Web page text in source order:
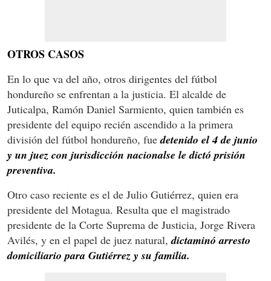
OTROS CASOS
En lo que va del año, otros dirigentes del fútbol
hondureño se enfrentan a la justicia. El alcalde de
Juticalpa, Ramón Daniel Sarmiento, quien también es
presidente del equipo recién ascendido a la primera
división del fútbol hondureño, fuedetenido el 4 de junio
y un juez con jurisdicción nacionalse le dictó prisión
preventiva.
Otro caso reciente es el de Julio Gutiérrez, quien era
presidente del Motagua. Resulta que el magistrado
presidente de la Corte Suprema de Justicia, Jorge Rivera
Avilés, y en el papel de juez natural,dictaminó arresto
domiciliario para Gutiérrez y su familia.